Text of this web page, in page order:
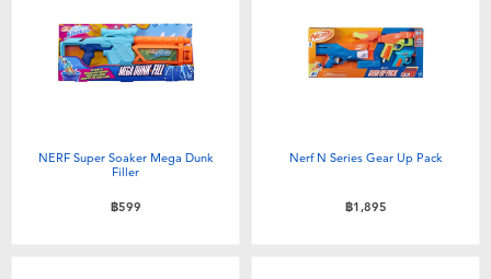
NERF Super Soaker Mega Dunk
Filler
฿599
Nerf N Series Gear Up Pack
฿1,895